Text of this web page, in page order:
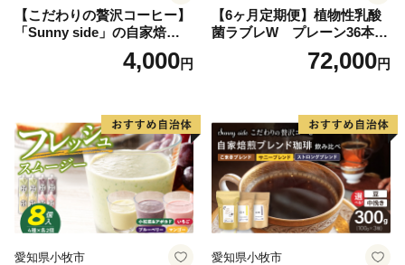
【こだわりの贅沢コーヒー】
「Sunny side」の自家焙煎珈
琲ストロングブレンド（100
4,000円
【6ヶ月定期便】植物性乳酸
菌ラブレW プレーン36本
72,000円
愛知県小牧市 愛知県小牧市